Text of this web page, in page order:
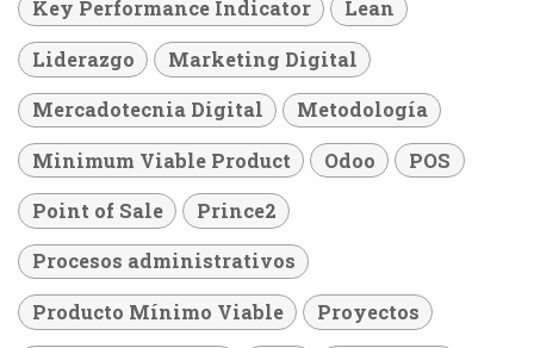
Key Performance Indicator Lean
Liderazgo Marketing Digital
Mercadotecnia Digital Metodología
Minimum Viable Product Odoo POS
Point of Sale Prince2
Procesos administrativos
Producto Mínimo Viable Proyectos